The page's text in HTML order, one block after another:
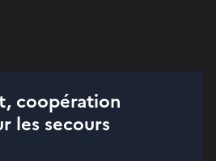
coopération
les secours